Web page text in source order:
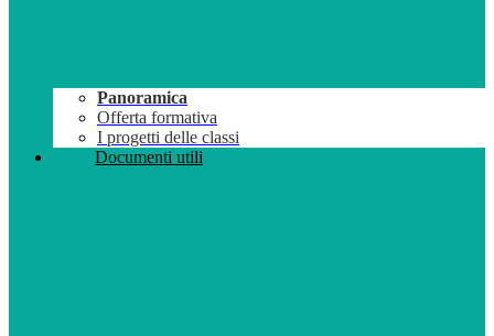
Panoramica
Offerta formativa
I progetti delle classi
Documenti utili